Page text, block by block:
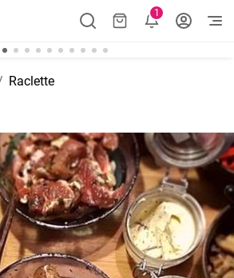
1
Raclette